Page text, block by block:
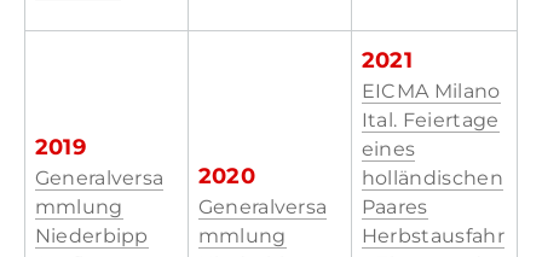
2019
Generalversa
mmlung
Niederbipp
2020
Generalversa
mmlung
2021
EICMA Milano
Ital. Feiertage
eines
holländischen
Paares
Herbstausfahr